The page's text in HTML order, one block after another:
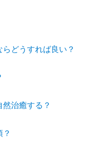
どうすれば良い？
治癒する？